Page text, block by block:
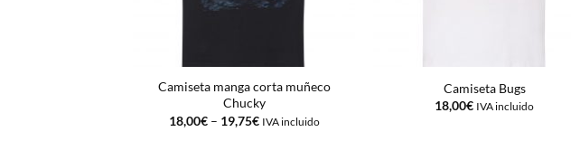
Camiseta manga corta muñeco
Chucky
18,00€– 19,75€ IVA incluido
Camiseta Bugs
18,00€ IVA incluido